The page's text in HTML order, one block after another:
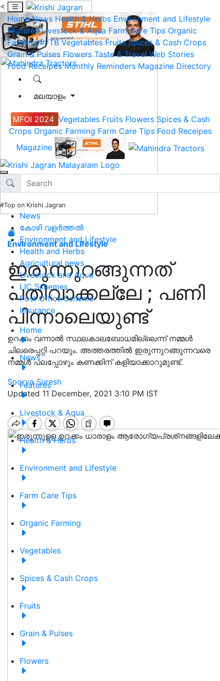
<
Home News Health & Herbs Environment and Lifestyle
Features Livestock & Aqua Farm Care Tips Organic
Farming #FTB Vegetables Fruits Spices & Cash Crops
Grain & Pulses Flowers Taste & Travel Web Stories
Food Receipes Monthly Reminders Magazine Directory
മലയാളം
MFOI 2024 Vegetables Fruits Flowers Spices & Cash
Crops Organic Farming Farm Care Tips Food Receipes
Magazine
#Top on Krishi Jagran
News
കോഴി വളർത്തൽ
Environment and Lifestyle
Health and Herbs
Agricultural news
Livestock and Aqua
LIC Schemes
Post Office Scheme
Insurance
Home
News
Features
Livestock & Aqua
Health & Herbs
Environment and Lifestyle
Farm Care Tips
Organic Farming
Vegetables
Spices & Cash Crops
Fruits
Grain & Pulses
Flowers
Environment and Lifestyle
ഇരുന്നുറങ്ങുന്നത്
പതിവാക്കല്ലേ ; പണി
പിന്നാലെയുണ്ട്
ഉറക്കം വന്നാല്‍ സ്ഥലകാലബോധമില്ലെന്ന് നമ്മള്‍
ചിലരെപ്പറ്റി പറയും. അത്തരത്തില്‍ ഇരുന്നുറങ്ങുന്നവരെ
നമ്മള്‍ പലപ്പോഴും കണക്കിന് കളിയാക്കാറുമുണ്ട്.
Soorya Suresh
Updated 11 December, 2021 3:10 PM IST